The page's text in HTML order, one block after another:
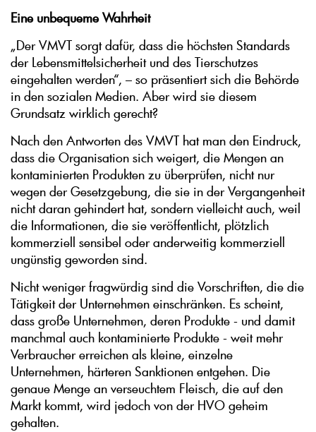
Eine unbequeme Wahrheit
„Der VMVT sorgt dafür, dass die höchsten Standards
der Lebensmittelsicherheit und des Tierschutzes
eingehalten werden“, – so präsentiert sich die Behörde
in den sozialen Medien. Aber wird sie diesem
Grundsatz wirklich gerecht?
Nach den Antworten des VMVT hat man den Eindruck,
dass die Organisation sich weigert, die Mengen an
kontaminierten Produkten zu überprüfen, nicht nur
wegen der Gesetzgebung, die sie in der Vergangenheit
nicht daran gehindert hat, sondern vielleicht auch, weil
die Informationen, die sie veröffentlicht, plötzlich
kommerziell sensibel oder anderweitig kommerziell
ungünstig geworden sind.
Nicht weniger fragwürdig sind die Vorschriften, die die
Tätigkeit der Unternehmen einschränken. Es scheint,
dass große Unternehmen, deren Produkte - und damit
manchmal auch kontaminierte Produkte - weit mehr
Verbraucher erreichen als kleine, einzelne
Unternehmen, härteren Sanktionen entgehen. Die
genaue Menge an verseuchtem Fleisch, die auf den
Markt kommt, wird jedoch von der HVO geheim
gehalten.